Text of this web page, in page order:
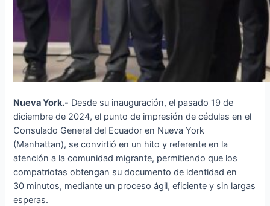
Nueva York.- Desde su inauguración, el pasado 19 de
diciembre de 2024, el punto de impresión de cédulas en el
Consulado General del Ecuador en Nueva York
(Manhattan), se convirtió en un hito y referente en la
atención a la comunidad migrante, permitiendo que los
compatriotas obtengan su documento de identidad en
30 minutos, mediante un proceso ágil, eficiente y sin largas
esperas.